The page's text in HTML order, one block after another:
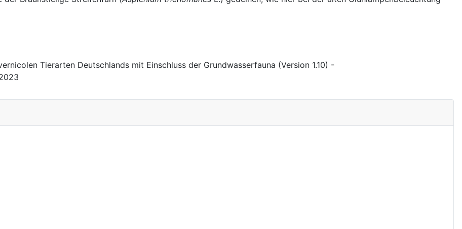
Tierarten Deutschlands mit Einschluss der Grundwasserfauna (Version 1.10) -